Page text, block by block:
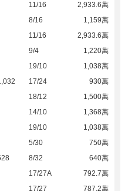
11/16
2,933.6萬
8/16
1,159萬
11/16
2,933.6萬
9/4
1,220萬
19/10
1,038萬
17/24
930萬
18/12
1,500萬
14/10
1,368萬
19/10
1,038萬
5/30
750萬
8/32
640萬
17/27A
792.7萬
17/27
787.2萬